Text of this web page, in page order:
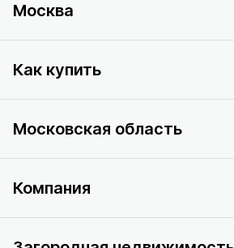
Москва
Как купить
Московская область
Компания